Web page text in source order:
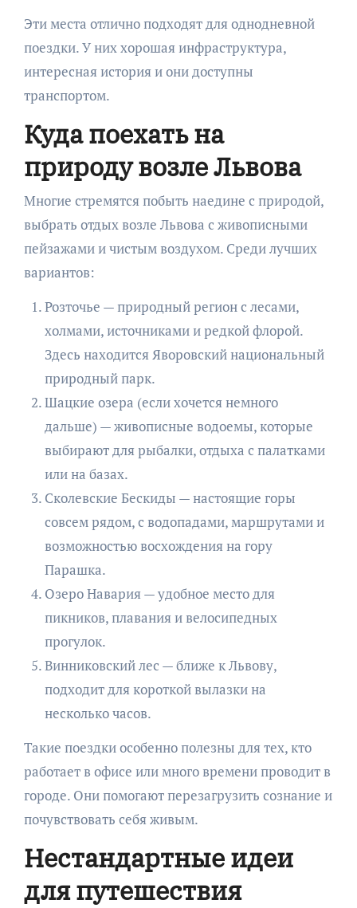
Эти места отлично подходят для однодневной
поездки. У них хорошая инфраструктура,
интересная история и они доступны
транспортом.
Куда поехать на
природу возле Львова
Многие стремятся побыть наедине с природой,
выбрать отдых возле Львова с живописными
пейзажами и чистым воздухом. Среди лучших
вариантов:
Розточье — природный регион с лесами,
холмами, источниками и редкой флорой.
Здесь находится Яворовский национальный
природный парк.
Шацкие озера (если хочется немного
дальше) — живописные водоемы, которые
выбирают для рыбалки, отдыха с палатками
или на базах.
Сколевские Бескиды — настоящие горы
совсем рядом, с водопадами, маршрутами и
возможностью восхождения на гору
Парашка.
Озеро Навария — удобное место для
пикников, плавания и велосипедных
прогулок.
Винниковский лес — ближе к Львову,
подходит для короткой вылазки на
несколько часов.
Такие поездки особенно полезны для тех, кто
работает в офисе или много времени проводит в
городе. Они помогают перезагрузить сознание и
почувствовать себя живым.
Нестандартные идеи
для путешествия